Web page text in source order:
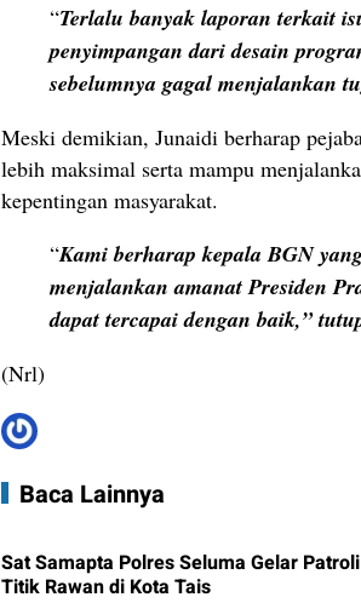
“Terlalu banyak laporan terkait
penyimpangan dari desain
sebelumnya gagal menjalankan
Meski demikian, Junaidi berharap
lebih maksimal serta mampu
kepentingan masyarakat.
“Kami berharap kepala BGN
menjalankan amanat Presiden
dapat tercapai dengan baik,”
(Nrl)
Baca Lainnya
Sat Samapta Polres Seluma Gelar
Titik Rawan di Kota Tais